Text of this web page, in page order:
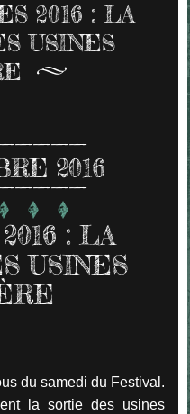
2016 : LA
USINES
2016
: LA
USINES
du samedi du Festival.
la sortie des usines